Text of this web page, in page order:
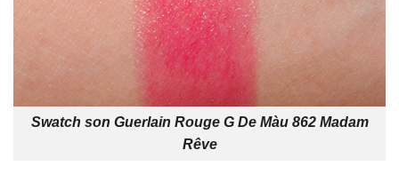
Swatch son Guerlain Rouge G De Màu 862 Madam
Rêve